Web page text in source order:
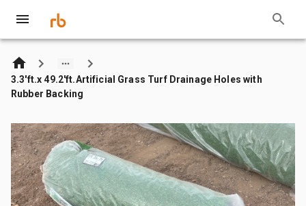
3.3'ft.x 49.2'ft.Artificial Grass Turf Drainage Holes with
Rubber Backing